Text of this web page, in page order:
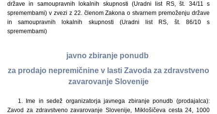
države in samoupravnih lokalnih skupnosti (Uradni list RS, št. 34/11 s
spremembami) v zvezi z 22. členom Zakona o stvarnem premoženju države
in samoupravnih lokalnih skupnosti (Uradni list RS, št. 86/10 s
spremembami)
javno zbiranje ponudb
za prodajo nepremičnine v lasti Zavoda za zdravstveno
zavarovanje Slovenije
1. Ime in sedež organizatorja javnega zbiranje ponudb (prodajalca):
Zavod za zdravstveno zavarovanje Slovenije, Miklošičeva cesta 24, 1000